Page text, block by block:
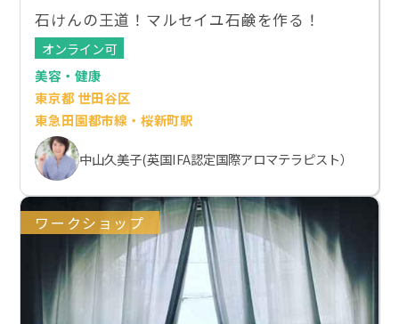
石けんの王道！マルセイユ石鹸を作る！
オンライン可
美容・健康
東京都 世田谷区
東急田園都市線・桜新町駅
中山久美子(英国IFA認定国際アロマテラピスト）
ワークショップ